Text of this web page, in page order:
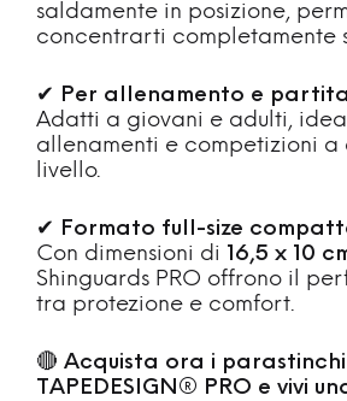
saldamente in posizione,
concentrarti completamente
✔ Per allenamento e partita
Adatti a giovani e adulti,
allenamenti e competizioni a
livello.
✔ Formato full-size
Con dimensioni di 16,5 x 10
Shinguards PRO offrono il
tra protezione e comfort.
🔴 Acquista ora i parastinchi
TAPEDESIGN® PRO e vivi